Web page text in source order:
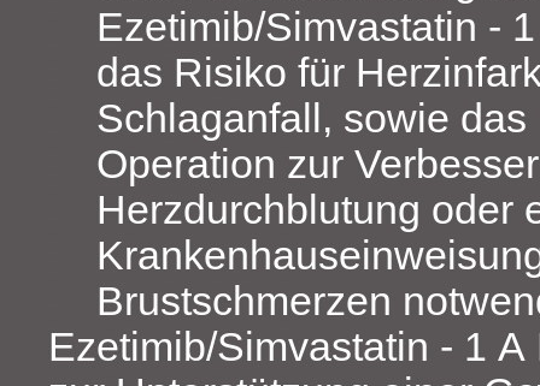
Ezetimib/Simvastatin -
das Risiko für
Schlaganfall, sowie
Operation zur
Herzdurchblutung oder
Brustschmerzen
Ezetimib/Simvastatin - 1